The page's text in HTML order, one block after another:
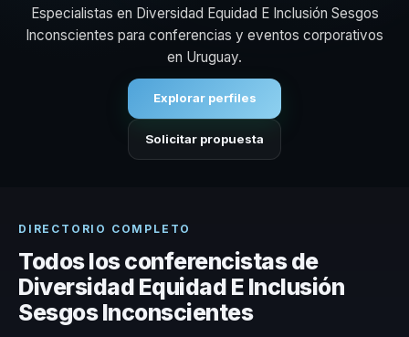
Especialistas en Diversidad Equidad E Inclusión Sesgos
Inconscientes para conferencias y eventos corporativos
en Uruguay.
Explorar perfiles
Solicitar propuesta
DIRECTORIO COMPLETO
Todos los conferencistas de
Diversidad Equidad E Inclusión
Sesgos Inconscientes